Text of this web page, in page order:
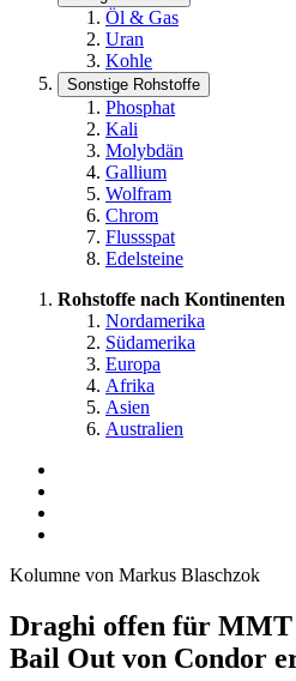
Öl & Gas
Uran
Kohle
Sonstige Rohstoffe
Phosphat
Kali
Molybdän
Gallium
Wolfram
Chrom
Flussspat
Edelsteine
Rohstoffe nach Kontinenten
Nordamerika
Südamerika
Europa
Afrika
Asien
Australien
Kolumne von Markus Blaschzok
Draghi offen für
Bail Out von Condor